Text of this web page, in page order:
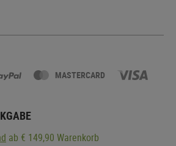
MASTERCARD
ab € 149,90 Warenkorb